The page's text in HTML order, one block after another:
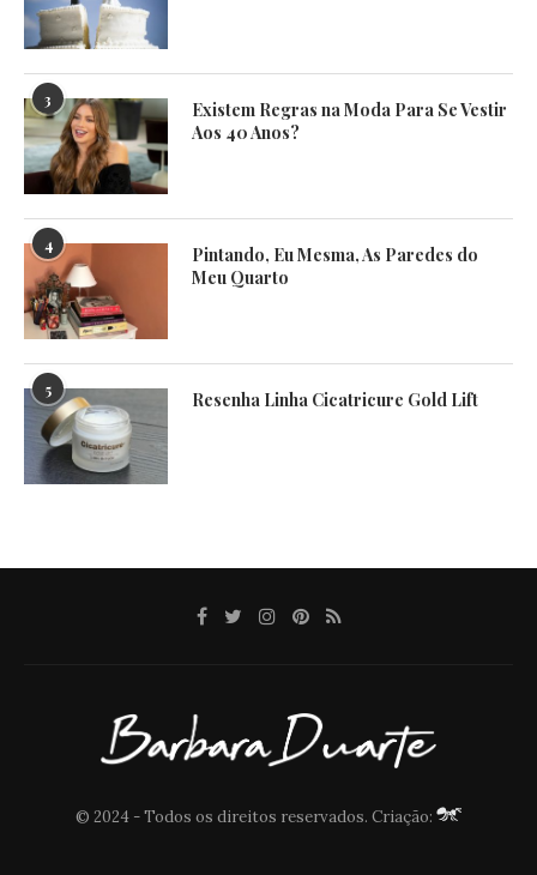
3
Existem Regras na Moda Para Se Vestir
Aos 40 Anos?
4
Pintando, Eu Mesma, As Paredes do
Meu Quarto
5 Resenha Linha Cicatricure Gold Lift
© 2024 - Todos os direitos reservados. Criação: